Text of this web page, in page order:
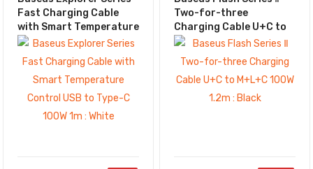
Fast Charging Cable
with Smart Temperature
Control USB to Type-C
100W 1m : White
Two-for-three
Charging Cable U+C to
M+L+C 100W 1.2m :
Black